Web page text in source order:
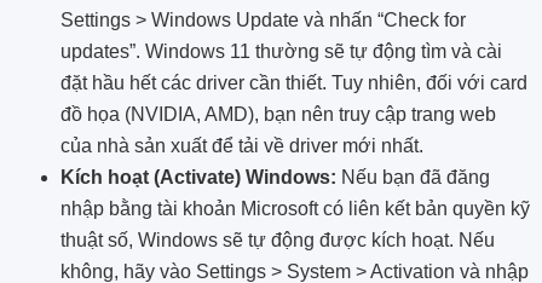
Settings > Windows Update và nhấn “Check for
updates”. Windows 11 thường sẽ tự động tìm và cài
đặt hầu hết các driver cần thiết. Tuy nhiên, đối với card
đồ họa (NVIDIA, AMD), bạn nên truy cập trang web
của nhà sản xuất để tải về driver mới nhất.
Kích hoạt (Activate) Windows: Nếu bạn đã đăng
nhập bằng tài khoản Microsoft có liên kết bản quyền kỹ
thuật số, Windows sẽ tự động được kích hoạt. Nếu
không, hãy vào Settings > System > Activation và nhập